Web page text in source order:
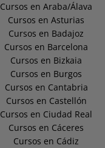
Cursos en Araba/Álava
Cursos en Asturias
Cursos en Badajoz
Cursos en Barcelona
Cursos en Bizkaia
Cursos en Burgos
Cursos en Cantabria
Cursos en Castellón
Cursos en Ciudad Real
Cursos en Cáceres
Cursos en Cádiz